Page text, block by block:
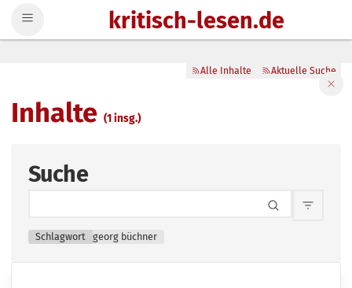
kritisch-lesen.de
Inhalte(1 insg.)
Alle Inhalte Aktuelle Suche
Suche
Schlagwort georg büchner